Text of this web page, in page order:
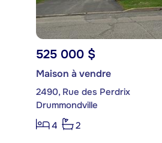
525 000 $
Maison à vendre
2490, Rue des Perdrix
Drummondville
4
2